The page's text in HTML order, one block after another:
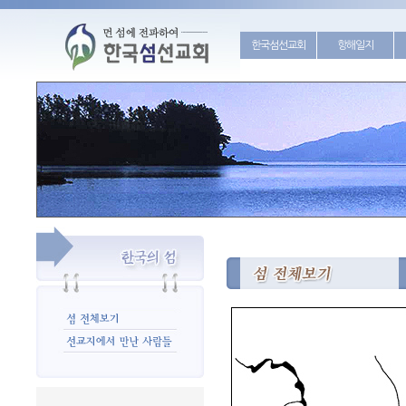
한국섬선교회 항해일지